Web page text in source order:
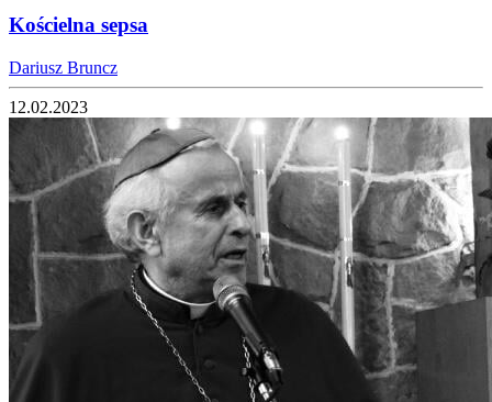
Kościelna sepsa
Dariusz Bruncz
12.02.2023